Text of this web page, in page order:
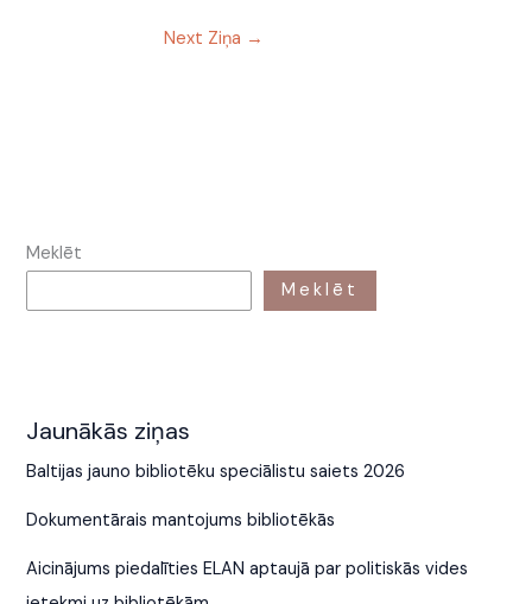
Next Ziņa →
Meklēt
Meklēt
Jaunākās ziņas
Baltijas jauno bibliotēku speciālistu saiets 2026
Dokumentārais mantojums bibliotēkās
Aicinājums piedalīties ELAN aptaujā par politiskās vides